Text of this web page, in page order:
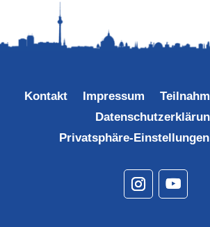
Kontakt Impressum
Privatsphäre-